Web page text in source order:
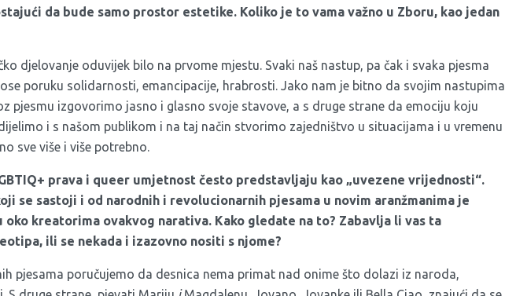
da bude samo prostor estetike. Koliko je to vama važno u Zboru, kao jedan
djelovanje oduvijek bilo na prvome mjestu. Svaki naš nastup, pa čak i svaka pjesma
poruku solidarnosti, emancipacije, hrabrosti. Jako nam je bitno da svojim nastupima
pjesmu izgovorimo jasno i glasno svoje stavove, a s druge strane da emociju koju
i s našom publikom i na taj način stvorimo zajedništvo u situacijama i u vremenu
sve više i više potrebno.
prava i queer umjetnost često predstavljaju kao „uvezene vrijednosti“.
se sastoji i od narodnih i revolucionarnih pjesama u novim aranžmanima je
kreatorima ovakvog narativa. Kako gledate na to? Zabavlja li vas ta
ili se nekada i izazovno nositi s njome?
pjesama poručujemo da desnica nema primat nad onime što dolazi iz naroda,